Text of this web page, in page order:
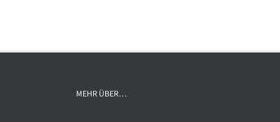
MEHR ÜBER…